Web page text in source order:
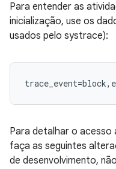
Para entender as
inicialização, use os
usados pelo systrace):
Para detalhar o acesso
faça as seguintes
de desenvolvimento,